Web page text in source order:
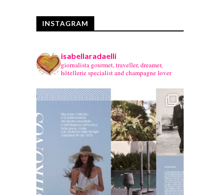
INSTAGRAM
isabellaradaelli
giornalista gourmet, traveller, dreamer,
hôtellerie specialist and champagne lover